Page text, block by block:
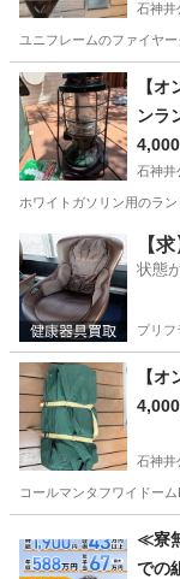
石神井
ユニフレームのファイヤ
東京 練馬区 石
【
ンラ
石神井
ホワイトガソリン用のラ
東京 練馬区 石
【
状態
プリフ
【
石神井
コールマンタフワイドー
石
≪寮
での